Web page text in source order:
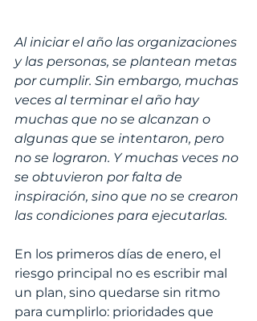
Al iniciar el año las organizaciones
y las personas, se plantean metas
por cumplir. Sin embargo, muchas
veces al terminar el año hay
muchas que no se alcanzan o
algunas que se intentaron, pero
no se lograron. Y muchas veces no
se obtuvieron por falta de
inspiración, sino que no se crearon
las condiciones para ejecutarlas.
En los primeros días de enero, el
riesgo principal no es escribir mal
un plan, sino quedarse sin ritmo
para cumplirlo: prioridades que